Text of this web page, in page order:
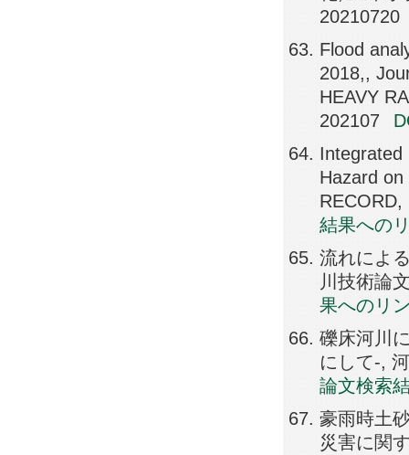
20210720
Flood
2018,,
HEAVY
202107
Integrated
Hazard on
結果への
流れによ
川技術論
果へのリ
礫床河川
にして-,
論文検索
豪雨時土
災害に関